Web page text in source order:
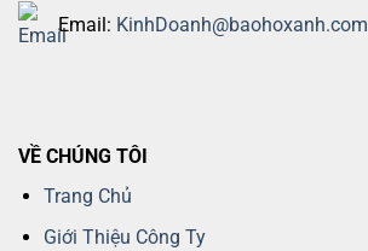
Email: KinhDoanh@baohoxanh.com
VỀ CHÚNG TÔI
Trang Chủ
Giới Thiệu Công Ty